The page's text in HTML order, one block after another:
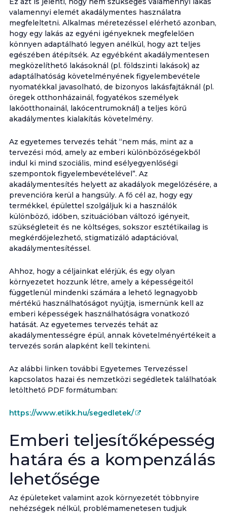
valamennyi elemét akadálymentes használatra
megfeleltetni. Alkalmas méretezéssel elérhető azonban,
hogy egy lakás az egyéni igényeknek megfelelően
könnyen adaptálható legyen anélkül, hogy azt teljes
egészében átépítsék. Az egyébként akadálymentesen
megközelíthető lakásoknál (pl. földszinti lakások) az
adaptálhatóság követelményének figyelembevétele
nyomatékkal javasolható, de bizonyos lakásfajtáknál (pl.
öregek otthonházainál, fogyatékos személyek
lakóotthonainál, lakócentrumoknál) a teljes körű
akadálymentes kialakítás követelmény.
Az egyetemes tervezés tehát “nem más, mint az a
tervezési mód, amely az emberi különbözőségekből
indul ki mind szociális, mind esélyegyenlőségi
szempontok figyelembevételével”. Az
akadálymentesítés helyett az akadályok megelőzésére, a
prevencióra kerül a hangsúly. A fő cél az, hogy egy
termékkel, épülettel szolgáljuk ki a használók
különböző, időben, szituációban változó igényeit,
szükségleteit és ne költséges, sokszor esztétikailag is
megkérdőjelezhető, stigmatizáló adaptációval,
akadálymentesítéssel.
Ahhoz, hogy a céljainkat elérjük, és egy olyan
környezetet hozzunk létre, amely a képességeitől
függetlenül mindenki számára a lehető legnagyobb
mértékű használhatóságot nyújtja, ismernünk kell az
emberi képességek használhatóságra vonatkozó
hatását. Az egyetemes tervezés tehát az
akadálymentességre épül, annak követelményértékeit a
tervezés során alapként kell tekinteni.
Az alábbi linken további Egyetemes Tervezéssel
kapcsolatos hazai és nemzetközi segédletek találhatóak
letölthető PDF formátumban:
https://www.etikk.hu/segedletek/
Emberi teljesítőképesség
határa és a kompenzálás
lehetősége
Az épületeket valamint azok környezetét többnyire
nehézségek nélkül, problémamenetesen tudjuk